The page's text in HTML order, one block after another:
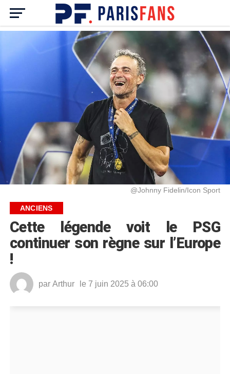
@Johnny Fidelin/Icon Sport
ANCIENS
Cette légende voit le PSG
continuer son règne sur l’Europe
!
par Arthur le 7 juin 2025 à 06:00